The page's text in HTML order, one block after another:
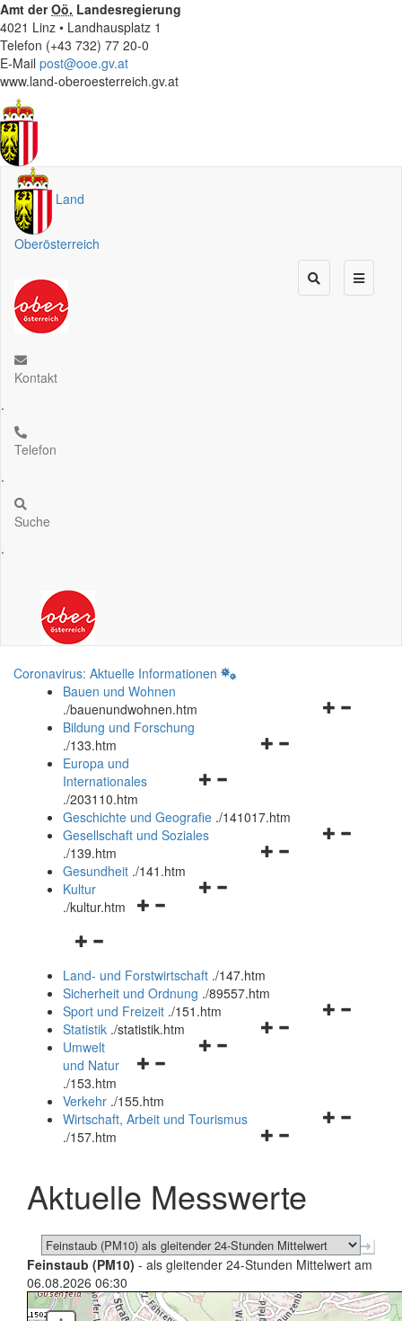
Amt derOö. Landesregierung
4021 Linz • Landhausplatz 1
Telefon (+43 732) 77 20-0
E-Mail post@ooe.gv.at
www.land-oberoesterreich.gv.at
Land
Oberösterreich
Kontakt
.
Telefon
.
Suche
.
Coronavirus: Aktuelle Informationen
Bauen und Wohnen
./bauenundwohnen.htm
Navigationsmenü
Bildung und Forschung
./133.htm
Navigationsmenü
und
schließen
Europa und
Internationales
./203110.htm
Geschichte und Geografie ./141017.htm
Navigationsmenü
Gesellschaft und Soziales
./139.htm
Navigationsmenü
Gesundheit ./141.htm
Navigationsmenü
Kultur
./kultur.htm
Navigationsmenü
und
schließen
Land- und Forstwirtschaft ./147.htm
Sicherheit und Ordnung ./89557.htm
Navigationsmenü
Sport und Freizeit ./151.htm
Navigationsmenü
Statistik ./statistik.htm
Navigationsmenü
und
schließen
Umwelt
und Natur
./153.htm
Verkehr ./155.htm
Navigationsmenü
schließen
Wirtschaft, Arbeit und Tourismus
./157.htm
Aktuelle Messwerte
Feinstaub (PM10) - als gleitender 24-Stunden Mittelwert am
06.08.2026 06:30